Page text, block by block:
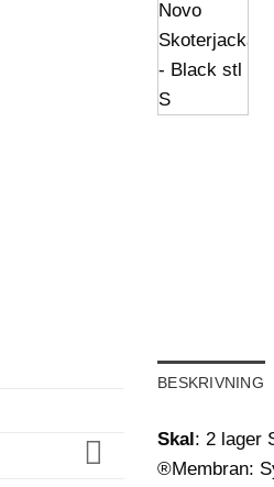
BESKRIVNING
Skal : 2 lager
®Membran: